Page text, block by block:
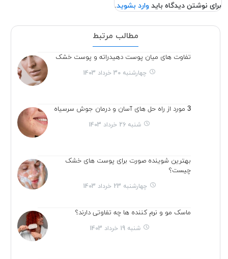
برای نوشتن دیدگاه باید وارد بشوید.
مطالب مرتبط
تفاوت های میان پوست دهیدراته و پوست خشک
چهارشنبه 30 خرداد 1403
3 مورد از راه حل های آسان و درمان جوش سرسیاه
شنبه 26 خرداد 1403
بهترین شوینده صورت برای پوست های خشک
چیست؟
چهارشنبه 23 خرداد 1403
ماسک مو و نرم کننده ها چه تفاوتی دارند؟
شنبه 19 خرداد 1403